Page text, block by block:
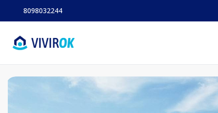
8098032244